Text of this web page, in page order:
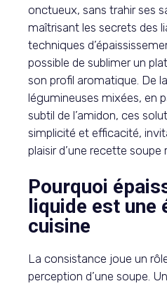
onctueux, sans trahir ses
maîtrisant les secrets des
techniques
possible de sublimer un
son profil aromatique. De
légumineuses mixées, en
subtil de l’amidon, ces
simplicité et efficacité,
plaisir d’une recette soupe
Pourquoi
liquide est une
cuisine
La consistance joue un
perception d’une soupe.